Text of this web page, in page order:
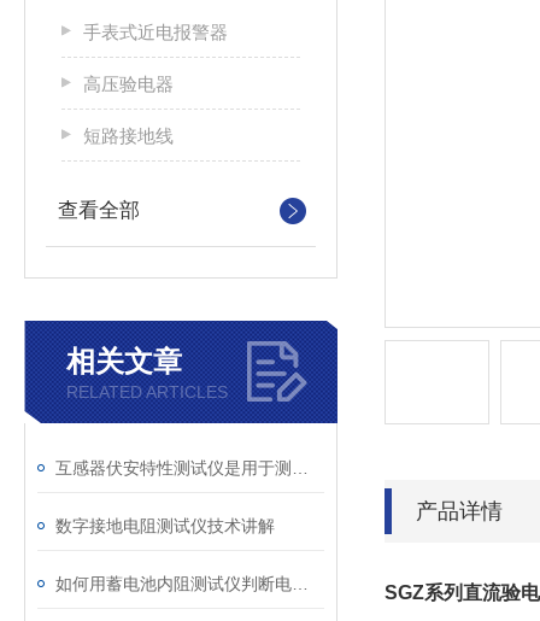
手表式近电报警器
高压验电器
短路接地线
查看全部
相关文章
RELATED ARTICLES
数字接地电阻测试仪技术讲解
产品详情
SGZ系列直流验